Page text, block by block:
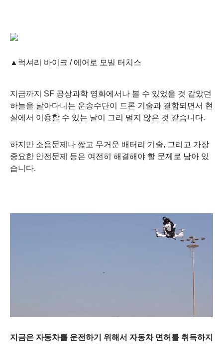
▲럭셔리 바이크 / 에어로 모빌 터치스
지금까지 SF 공상과학 영화에서나 볼 수 있었을 것 같았던
하늘을 날아다니는 운송수단이 드론 기술과 결합되면서 현
실에서 이용할 수 있는 날이 그리 멀지 않은 것 같습니다.
하지만 소음문제나 짧고 무거운 배터리 기술, 그리고 가장
중요한 안전문제 등은 여전히 해결해야 할 문제로 남아 있
습니다.
지금은 자동차를 운전하기 위해서 자동차 면허를 취득하지